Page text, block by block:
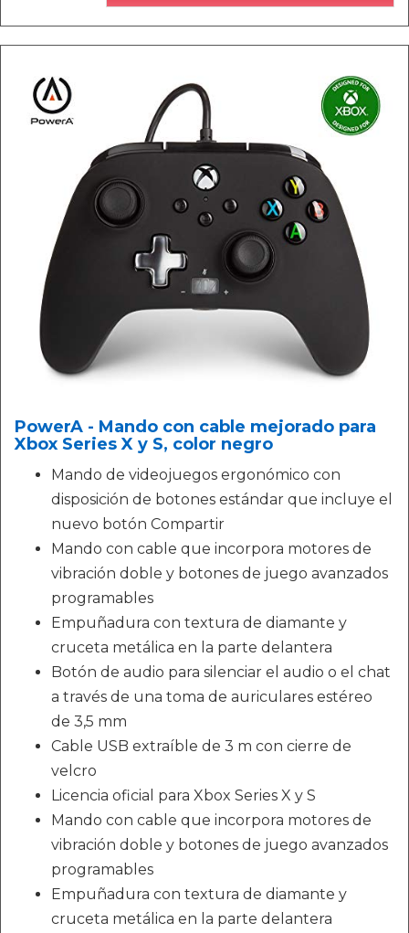
PowerA - Mando con cable mejorado para
Xbox Series X y S, color negro
Mando de videojuegos ergonómico con
disposición de botones estándar que incluye el
nuevo botón Compartir
Mando con cable que incorpora motores de
vibración doble y botones de juego avanzados
programables
Empuñadura con textura de diamante y
cruceta metálica en la parte delantera
Botón de audio para silenciar el audio o el chat
a través de una toma de auriculares estéreo
de 3,5 mm
Cable USB extraíble de 3 m con cierre de
velcro
Licencia oficial para Xbox Series X y S
Mando con cable que incorpora motores de
vibración doble y botones de juego avanzados
programables
Empuñadura con textura de diamante y
cruceta metálica en la parte delantera